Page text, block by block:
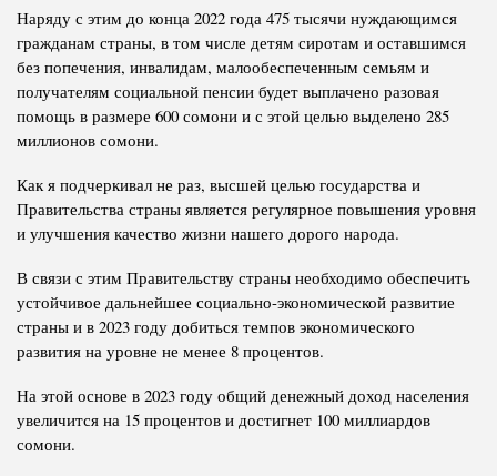
Наряду с этим до конца 2022 года 475 тысячи нуждающимся
гражданам страны, в том числе детям сиротам и оставшимся
без попечения, инвалидам, малообеспеченным семьям и
получателям социальной пенсии будет выплачено разовая
помощь в размере 600 сомони и с этой целью выделено 285
миллионов сомони.
Как я подчеркивал не раз, высшей целью государства и
Правительства страны является регулярное повышения уровня
и улучшения качество жизни нашего дорого народа.
В связи с этим Правительству страны необходимо обеспечить
устойчивое дальнейшее социально-экономической развитие
страны и в 2023 году добиться темпов экономического
развития на уровне не менее 8 процентов.
На этой основе в 2023 году общий денежный доход населения
увеличится на 15 процентов и достигнет 100 миллиардов
сомони.